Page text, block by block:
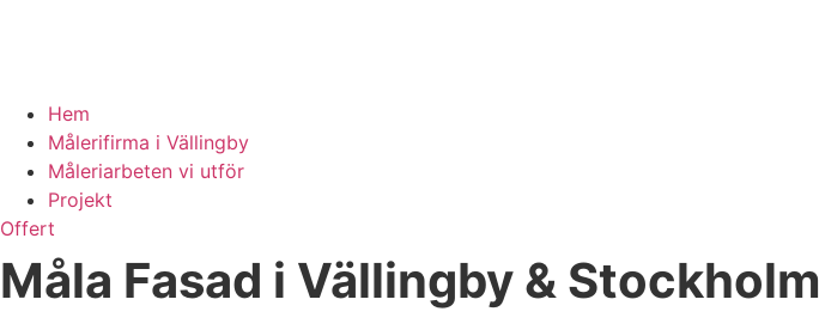
Hem
Målerifirma i Vällingby
Måleriarbeten vi utför
Projekt
Offert
Måla Fasad i Vällingby & Stockholm